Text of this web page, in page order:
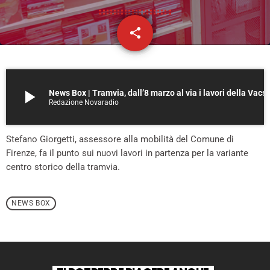
share
email
play_arrow News Box | Tramvia, dall’8 marzo al via i lavori della Vacs
Redazione Novaradio
Stefano Giorgetti, assessore alla mobilità del Comune di
Firenze, fa il punto sui nuovi lavori in partenza per la variante
centro storico della tramvia.
NEWS BOX